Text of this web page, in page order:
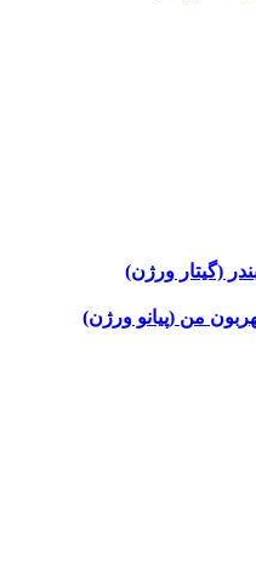
(گیتار ورژن)
من (پیانو ورژن)